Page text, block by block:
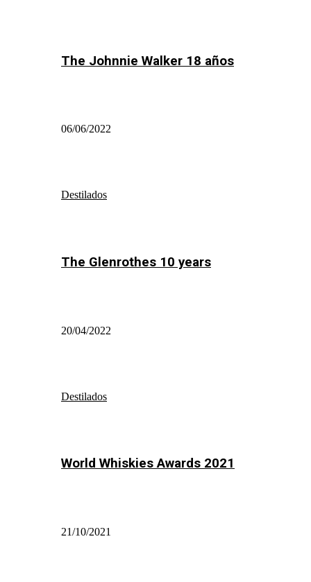
The Johnnie Walker 18 años
06/06/2022
Destilados
The Glenrothes 10 years
20/04/2022
Destilados
World Whiskies Awards 2021
21/10/2021